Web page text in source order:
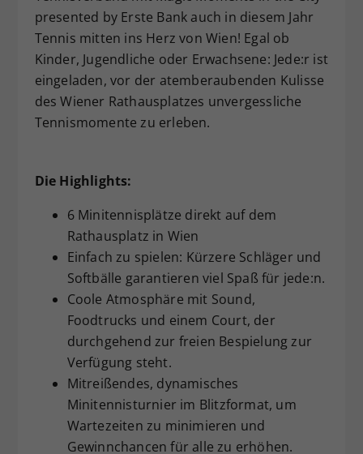
presented by Erste Bank auch in diesem Jahr
Tennis mitten ins Herz von Wien! Egal ob
Kinder, Jugendliche oder Erwachsene: Jede:r ist
eingeladen, vor der atemberaubenden Kulisse
des Wiener Rathausplatzes unvergessliche
Tennismomente zu erleben.
Die Highlights:
6 Minitennisplätze direkt auf dem
Rathausplatz in Wien
Einfach zu spielen: Kürzere Schläger und
Softbälle garantieren viel Spaß für jede:n.
Coole Atmosphäre mit Sound,
Foodtrucks und einem Court, der
durchgehend zur freien Bespielung zur
Verfügung steht.
Mitreißendes, dynamisches
Minitennisturnier im Blitzformat, um
Wartezeiten zu minimieren und
Gewinnchancen für alle zu erhöhen.
Zweck
Dieser Wert speichert Ihre Consent-
Einstellungen. Unter anderem eine
zufällig generierte ID, für die
historische Speicherung Ihrer
Webseiten-Betreiber dies eingestellt
hat.